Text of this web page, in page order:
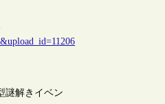
謎解きイベン